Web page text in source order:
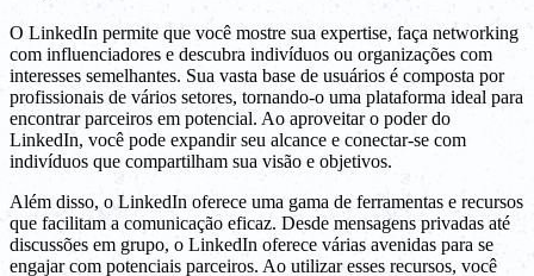
O LinkedIn permite que você mostre sua expertise, faça networking
com influenciadores e descubra indivíduos ou organizações com
interesses semelhantes. Sua vasta base de usuários é composta por
profissionais de vários setores, tornando-o uma plataforma ideal para
encontrar parceiros em potencial. Ao aproveitar o poder do
LinkedIn, você pode expandir seu alcance e conectar-se com
indivíduos que compartilham sua visão e objetivos.
Além disso, o LinkedIn oferece uma gama de ferramentas e recursos
que facilitam a comunicação eficaz. Desde mensagens privadas até
discussões em grupo, o LinkedIn oferece várias avenidas para se
engajar com potenciais parceiros. Ao utilizar esses recursos, você